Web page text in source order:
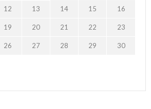
12 13 14 15 16
19 20 21 22 23
26 27 28 29 30